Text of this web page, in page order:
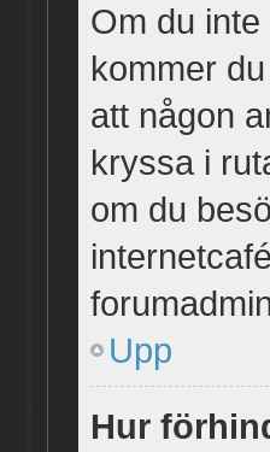
Om du
kommer
att någon
kryssa i
om du
Upp
Hur